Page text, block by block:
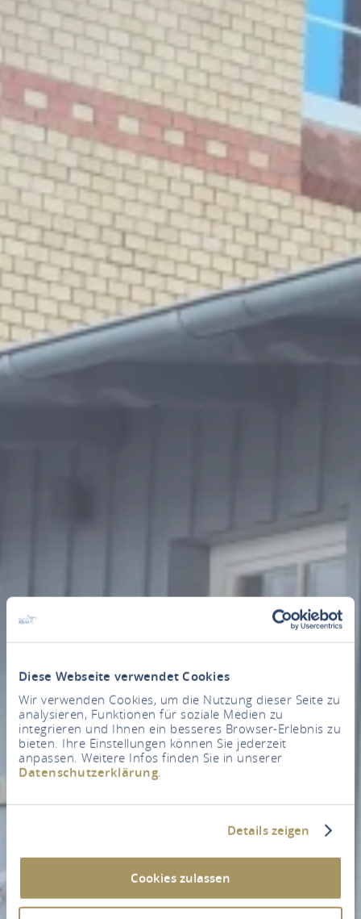
Diese Webseite verwendet Cookies
Wir verwenden Cookies, um die Nutzung dieser Seite zu
analysieren, Funktionen für soziale Medien zu
integrieren und Ihnen ein besseres Browser-Erlebnis zu
bieten. Ihre Einstellungen können Sie jederzeit
anpassen. Weitere Infos finden Sie in unserer
Datenschutzerklärung.
Details zeigen
Cookies zulassen